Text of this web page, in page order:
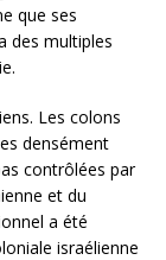
que ses
des multiples
Les colons
densément
contrôlées par
et du
a été
israélienne